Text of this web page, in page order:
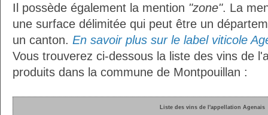
Il possède également la mention "zone". La
une surface délimitée qui peut être un
un canton. En savoir plus sur le label viticole
Vous trouverez ci-dessous la liste des vins de
produits dans la commune de Montpouillan :
Liste des vins de l'appellation Agenais